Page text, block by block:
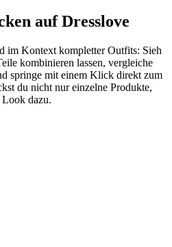
auf Dresslove
im Kontext kompletter Outfits: Sieh
kombinieren lassen, vergleiche
springe mit einem Klick direkt zum
du nicht nur einzelne Produkte,
Look dazu.